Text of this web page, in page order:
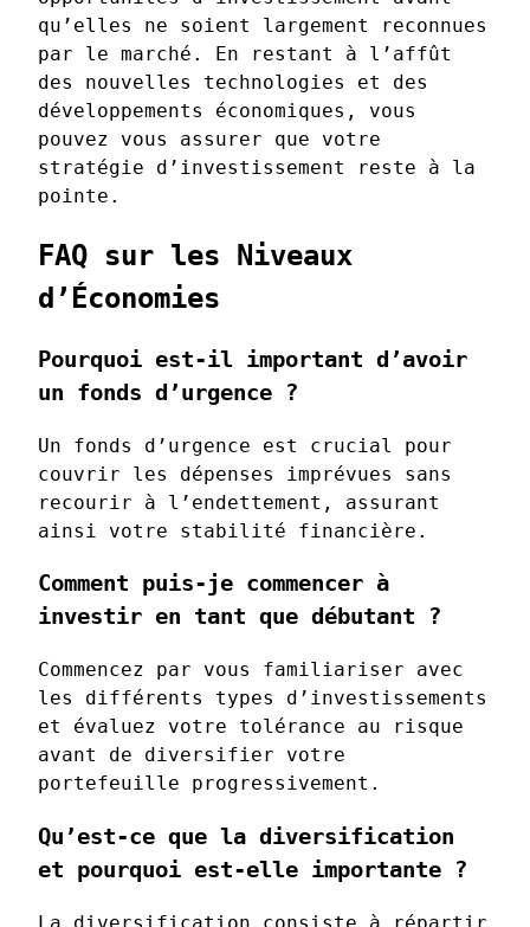
qu’elles ne soient largement reconnues
par le marché. En restant à l’affût
des nouvelles technologies et des
développements économiques, vous
pouvez vous assurer que votre
stratégie d’investissement reste à la
pointe.
FAQ sur les Niveaux
d’Économies
Pourquoi est-il important d’avoir
un fonds d’urgence ?
Un fonds d’urgence est crucial pour
couvrir les dépenses imprévues sans
recourir à l’endettement, assurant
ainsi votre stabilité financière.
Comment puis-je commencer à
investir en tant que débutant ?
Commencez par vous familiariser avec
les différents types d’investissements
et évaluez votre tolérance au risque
avant de diversifier votre
portefeuille progressivement.
Qu’est-ce que la diversification
et pourquoi est-elle importante ?
La diversification consiste à répartir